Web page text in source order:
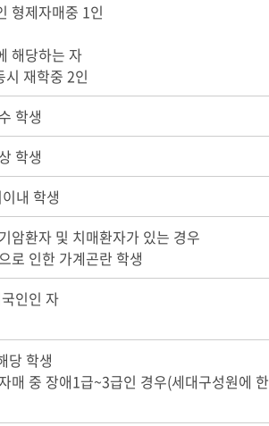
형제자매중 1인
해당하는 자
시 재학중 2인
학생
학생
내 학생
암환자 및 치매환자가 있는 경우
로 인한 가계곤란 학생
인인 자
당 학생
매 중 장애1급~3급인 경우(세대구성원에 한